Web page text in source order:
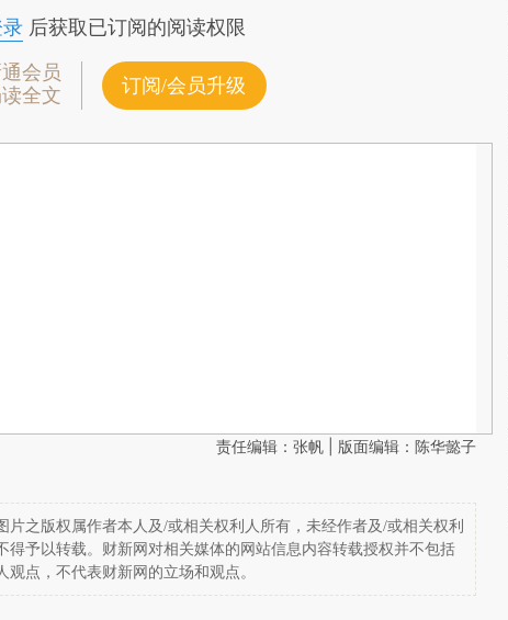
后获取已订阅的阅读权限
会员
全文
订阅/会员升级
责任编辑：张帆 | 版面编辑：陈华懿子
片之版权属作者本人及/或相关权利人所有，未经作者及/或相关权利
得予以转载。财新网对相关媒体的网站信息内容转载授权并不包括
点，不代表财新网的立场和观点。